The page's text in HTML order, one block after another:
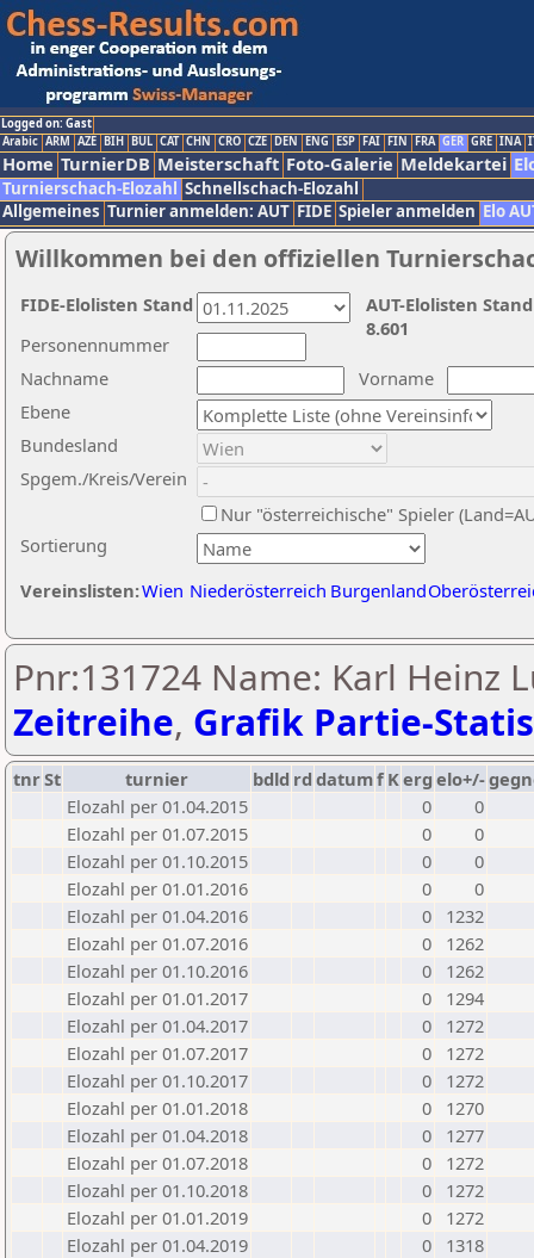
Logged on: Gast
Arabic ARM AZE BIH BUL CAT CHN CRO CZE DEN ENG ESP FAI FIN FRA GER GRE INA
Home TurnierDB Meisterschaft Foto-Galerie Meldekartei
Turnierschach-Elozahl Schnellschach-Elozahl
Allgemeines Turnier anmelden: AUT FIDE Spieler anmelden Elo
Willkommen bei den offiziellen
Nachname
Vorname
Ebene
Sortierung
Personennummer
Bundesland
Spgem./Kreis/Verein
Nur "österreichische" Spieler
Vereinslisten:Wien Niederösterreich Burgenland
AUT-Elolisten
8.601
FIDE-Elolisten Stand
Pnr:131724 Name: Karl Heinz
Zeitreihe, Grafik Partie-
tnrSt turnier bdld rd datumf Kerg elo+/-
Elozahl per 01.04.2015
0
0
Elozahl per 01.07.2015
0
0
Elozahl per 01.10.2015
0
0
Elozahl per 01.01.2016
0
0
Elozahl per 01.04.2016
0
1232
Elozahl per 01.07.2016
0
1262
Elozahl per 01.10.2016
0
1262
Elozahl per 01.01.2017
0
1294
Elozahl per 01.04.2017
0
1272
Elozahl per 01.07.2017
0
1272
Elozahl per 01.10.2017
0
1272
Elozahl per 01.01.2018
0
1270
Elozahl per 01.04.2018
0
1277
Elozahl per 01.07.2018
0
1272
Elozahl per 01.10.2018
0
1272
Elozahl per 01.01.2019
0
1272
Elozahl per 01.04.2019
0
1318